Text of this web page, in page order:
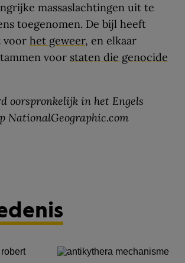
massaslachtingen uit te
toegenomen. De bijl heeft
voor het geweer, en elkaar
voor staten die genocide
oorspronkelijk in het Engels
NationalGeographic.com